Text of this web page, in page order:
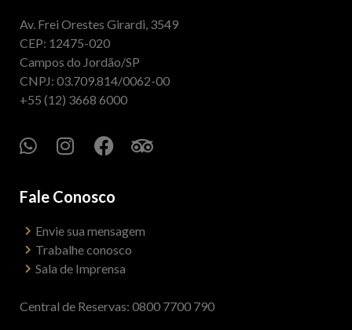
Av. Frei Orestes Girardi, 3549
CEP: 12475-020
Campos do Jordão/SP
CNPJ: 03.709.814/0062-00
+55 (12) 3668 6000
Fale Conosco
Envie sua mensagem
Trabalhe conosco
Sala de Imprensa
Central de Reservas: 0800 7700 790